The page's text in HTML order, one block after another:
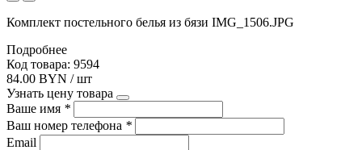
Комплект постельного белья из бязи IMG_1506.JPG
Подробнее
Код товара: 9594
84.00 BYN / шт
Узнать цену товара
Ваше имя *
Ваш номер телефона *
Email